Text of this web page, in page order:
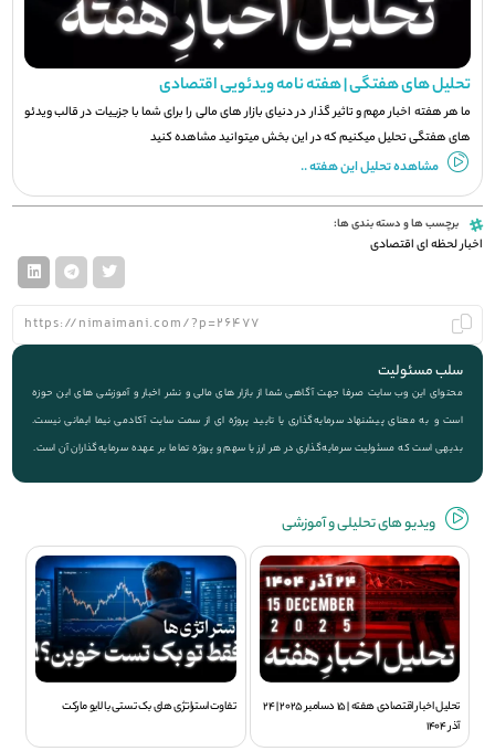
تحلیل های هفتگی | هفته نامه ویدئویی اقتصادی
ما هر هفته اخبار مهم و تاثیر گذار در دنیای بازار های مالی را برای شما با جزيیات در قالب ویدئو
های هفتگی تحلیل میکنیم که در این بخش میتوانید مشاهده کنید
مشاهده تحلیل این هفته ..
برچسب ها و دسته بندی ها:
اخبار لحظه ای اقتصادی
سلب مسئولیت
محتوای این وب سایت صرفا جهت آگاهی شما از بازار های مالی و نشر اخبار و آموزشی های این حوزه
است و به معنای پیشنهاد سرمایه‌گذاری یا تایید پروژه ای از سمت سایت آکادمی نیما ایمانی نیست.
بدیهی است که مسئولیت سرمایه‌گذاری در هر ارز یا سهم و پروژه تماما بر عهده سرمایه‌گذاران آن است.
ویديو های تحلیلی و آموزشی
تحلیل اخبار اقتصادی هفته | 15 دسامبر 2025 | 24
آذر 1404
تفاوت استراتژی های بک تستی با لایو مارکت